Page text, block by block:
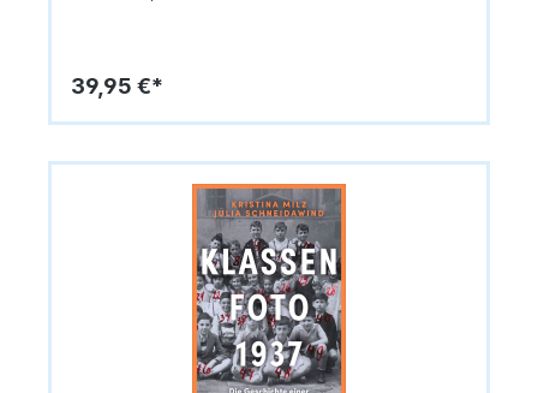
39,95 €*